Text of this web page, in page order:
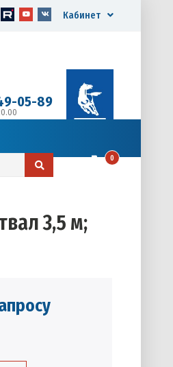
Кабинет
05-89
0
3,5 м;